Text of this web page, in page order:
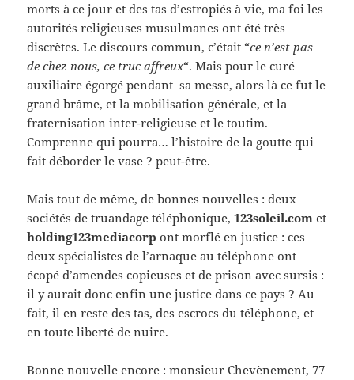
morts à ce jour et des tas d’estropiés à vie, ma foi les
autorités religieuses musulmanes ont été très
discrètes. Le discours commun, c’était “ce n’est pas
de chez nous, ce truc affreux“. Mais pour le curé
auxiliaire égorgé pendant sa messe, alors là ce fut le
grand brâme, et la mobilisation générale, et la
fraternisation inter-religieuse et le toutim.
Comprenne qui pourra… l’histoire de la goutte qui
fait déborder le vase ? peut-être.
Mais tout de même, de bonnes nouvelles : deux
sociétés de truandage téléphonique, 123soleil.com et
holding123mediacorp ont morflé en justice : ces
deux spécialistes de l’arnaque au téléphone ont
écopé d’amendes copieuses et de prison avec sursis :
il y aurait donc enfin une justice dans ce pays ? Au
fait, il en reste des tas, des escrocs du téléphone, et
en toute liberté de nuire.
Bonne nouvelle encore : monsieur Chevènement, 77